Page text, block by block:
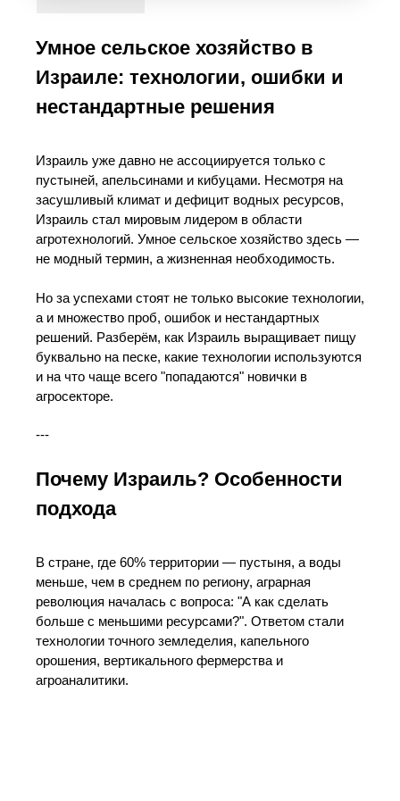
Умное сельское хозяйство в
Израиле: технологии, ошибки и
нестандартные решения
Израиль уже давно не ассоциируется только с
пустыней, апельсинами и кибуцами. Несмотря на
засушливый климат и дефицит водных ресурсов,
Израиль стал мировым лидером в области
агротехнологий. Умное сельское хозяйство здесь —
не модный термин, а жизненная необходимость.
Но за успехами стоят не только высокие технологии,
а и множество проб, ошибок и нестандартных
решений. Разберём, как Израиль выращивает пищу
буквально на песке, какие технологии используются
и на что чаще всего "попадаются" новички в
агросекторе.
---
Почему Израиль? Особенности
подхода
В стране, где 60% территории — пустыня, а воды
меньше, чем в среднем по региону, аграрная
революция началась с вопроса: "А как сделать
больше с меньшими ресурсами?". Ответом стали
технологии точного земледелия, капельного
орошения, вертикального фермерства и
агроаналитики.